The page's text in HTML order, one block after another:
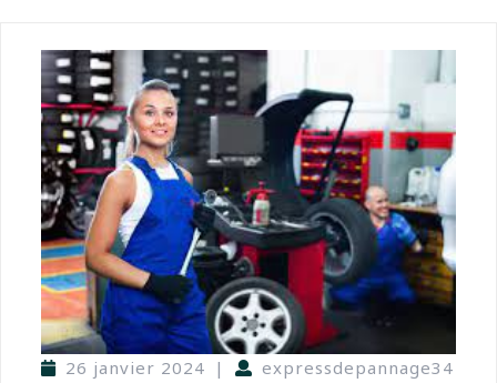
26 janvier 2024 |
expressdepannage34